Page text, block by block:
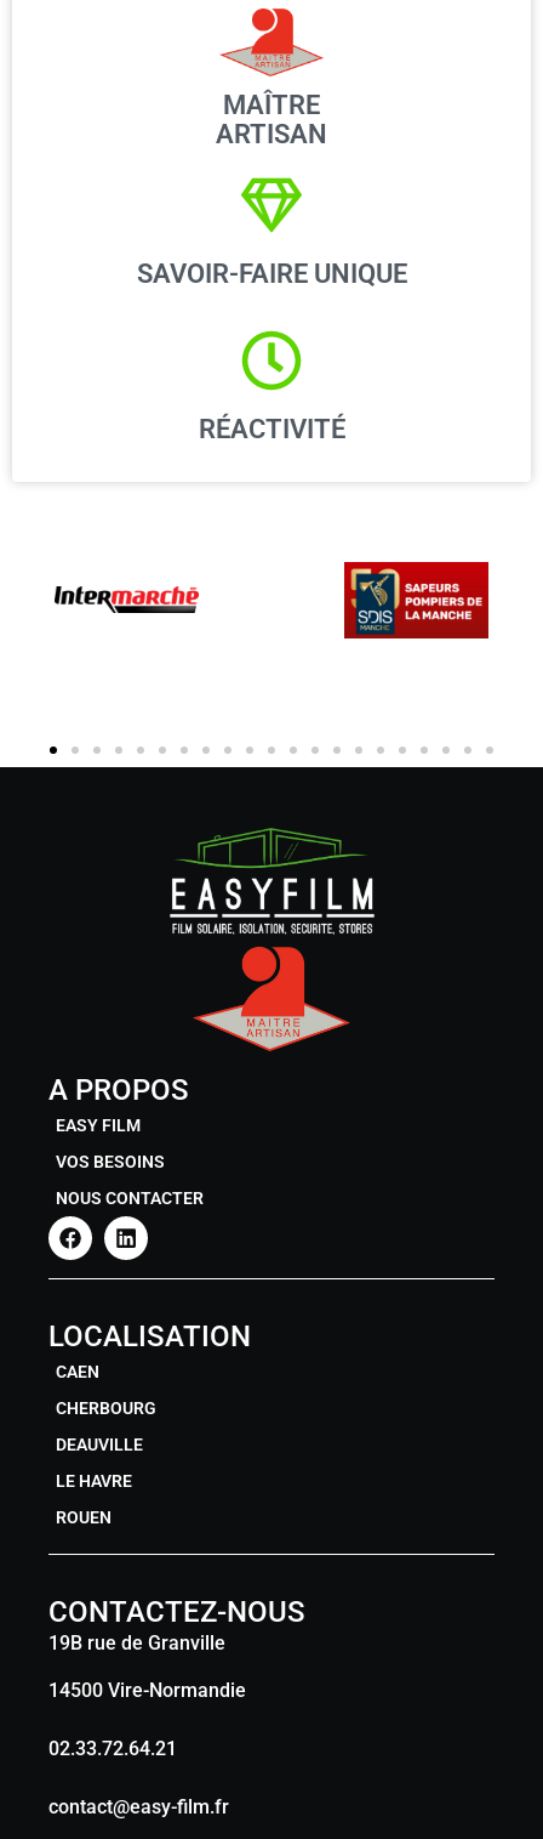
MAÎTRE
ARTISAN
SAVOIR-FAIRE UNIQUE
RÉACTIVITÉ
A PROPOS
EASY FILM
VOS BESOINS
NOUS CONTACTER
LOCALISATION
CAEN
CHERBOURG
DEAUVILLE
LE HAVRE
ROUEN
CONTACTEZ-NOUS
19B rue de Granville
14500 Vire-Normandie
02.33.72.64.21
contact@easy-film.fr